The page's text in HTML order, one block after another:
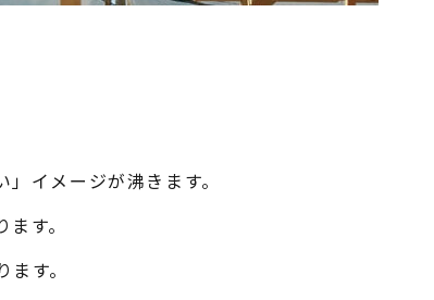
イメージが沸きます。
す。
す。